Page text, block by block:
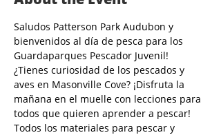
Saludos Patterson Park Audubon y
bienvenidos al día de pesca para los
Guardaparques Pescador Juvenil!
¿Tienes curiosidad de los pescados y
aves en Masonville Cove? ¡Disfruta la
mañana en el muelle con lecciones para
todos que quieren aprender a pescar!
Todos los materiales para pescar y